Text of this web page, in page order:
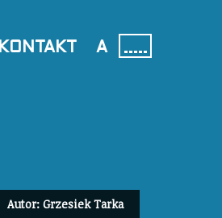
KONTAKT A
Autor: Grzesiek Tarka